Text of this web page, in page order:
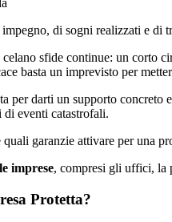
di sogni realizzati e di
sfide continue: un corto
basta un imprevisto per
per darti un supporto concreto
eventi catastrofali.
quali garanzie attivare per una
imprese, compresi gli uffici, la
Protetta?